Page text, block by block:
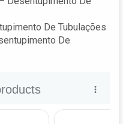
De Tubulações
De